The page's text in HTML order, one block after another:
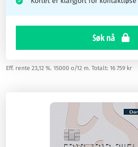
Søk nå
Eff. rente 23,12 %. 15000 o/12 m. Totalt: 16 759 kr